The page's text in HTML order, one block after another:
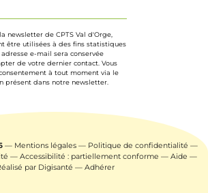
newsletter de CPTS Val d'Orge,
être utilisées à des fins statistiques
e-mail sera conservée
de votre dernier contact. Vous
à tout moment via le
présent dans notre newsletter.
— Mentions légales — Politique de confidentialité —
— Accessibilité : partiellement conforme — Aide —
par Digisanté — Adhérer